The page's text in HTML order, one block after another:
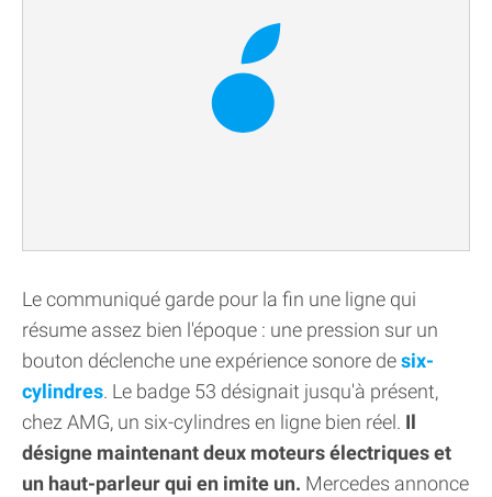
Le communiqué garde pour la fin une ligne qui
résume assez bien l'époque : une pression sur un
bouton déclenche une expérience sonore desix-
cylindres. Le badge 53 désignait jusqu'à présent,
chez AMG, un six-cylindres en ligne bien réel. Il
désigne maintenant deux moteurs électriques et
un haut-parleur qui en imite un. Mercedes annonce